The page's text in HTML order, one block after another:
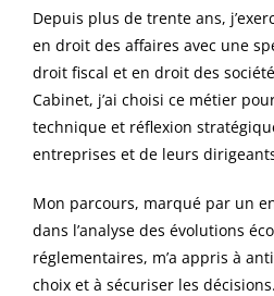
Depuis plus de trente ans,
en droit des affaires avec une
droit fiscal et en droit des
Cabinet, j’ai choisi ce métier
technique et réflexion
entreprises et de leurs
Mon parcours, marqué par un
dans l’analyse des évolutions
réglementaires, m’a appris à
choix et à sécuriser les